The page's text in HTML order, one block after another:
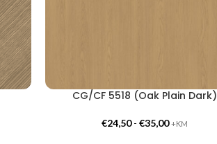
CG/CF 5518 (Oak Plain Dark)
€24,50- €35,00 +KM